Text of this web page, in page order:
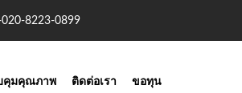
8223-0899
คุมคุณภาพ ติดต่อเรา ขอทุน